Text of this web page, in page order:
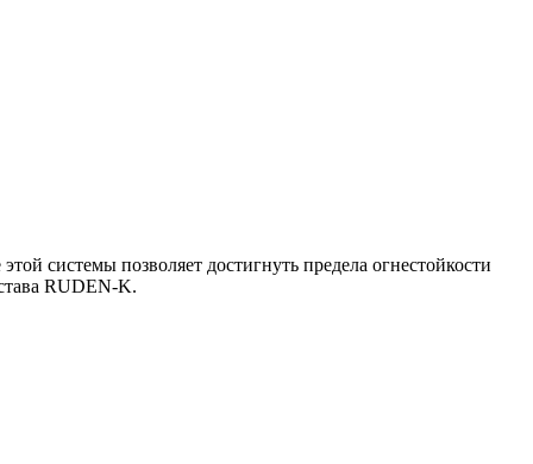
системы позволяет достигнуть предела огнестойкости
RUDEN-K.